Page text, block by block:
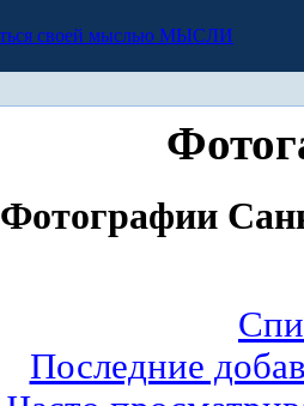
МЫСЛИ
Фотографии
Последние